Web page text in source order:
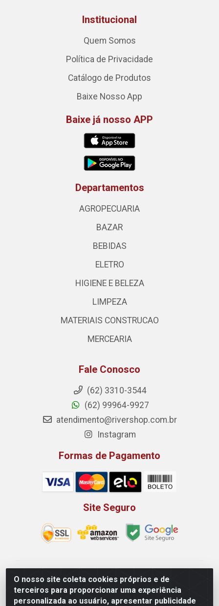
O nosso site coleta cookies próprios e de
terceiros para proporcionar uma experiência
personalizada ao usuário, apresentar publicidade
Institucional
Quem Somos
Política de Privacidade
Catálogo de Produtos
Baixe Nosso App
Baixe já nosso APP
Departamentos
AGROPECUARIA
BAZAR
BEBIDAS
ELETRO
HIGIENE E BELEZA
LIMPEZA
MATERIAIS CONSTRUCAO
MERCEARIA
Fale Conosco
(62) 3310-3544
(62) 99964-9927
atendimento@rivershop.com.br
Instagram
Formas de Pagamento
Site Seguro
Rio Vermelho Distribuição de Alimentos LTDA - Rodovia
BR, 153, KM 52 N 00 QD 00 LT 16 - Bairro Jardim
Eldorado, Anápolis/GO - CEP 75.045-190 - CNPJ